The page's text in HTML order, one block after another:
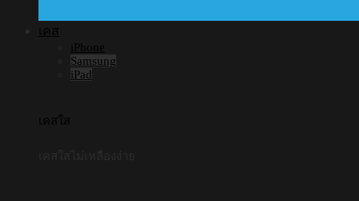
เคส
iPhone
Samsung
iPad
เคสใส